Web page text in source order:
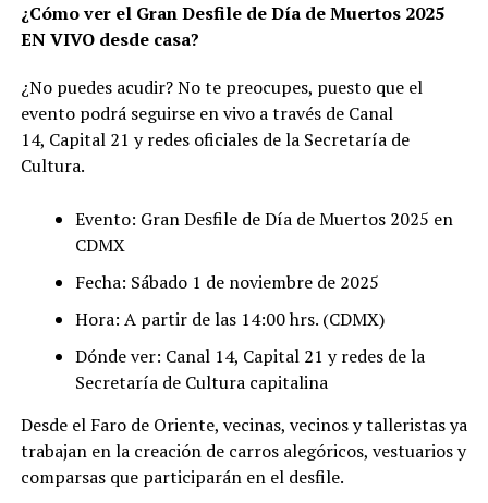
¿Cómo ver el Gran Desfile de Día de Muertos 2025
EN VIVO desde casa?
¿No puedes acudir? No te preocupes, puesto que el
evento podrá seguirse en vivo a través de Canal
14, Capital 21 y redes oficiales de la Secretaría de
Cultura.
Evento: Gran Desfile de Día de Muertos 2025 en
CDMX
Fecha: Sábado 1 de noviembre de 2025
Hora: A partir de las 14:00 hrs. (CDMX)
Dónde ver: Canal 14, Capital 21 y redes de la
Secretaría de Cultura capitalina
Desde el Faro de Oriente, vecinas, vecinos y talleristas ya
trabajan en la creación de carros alegóricos, vestuarios y
comparsas que participarán en el desfile.